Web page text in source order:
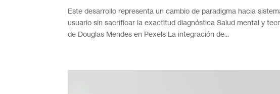
Este desarrollo representa un cambio de paradigma hacia
usuario sin sacrificar la exactitud diagnóstica Salud mental y
de Douglas Mendes en Pexels La integración de...